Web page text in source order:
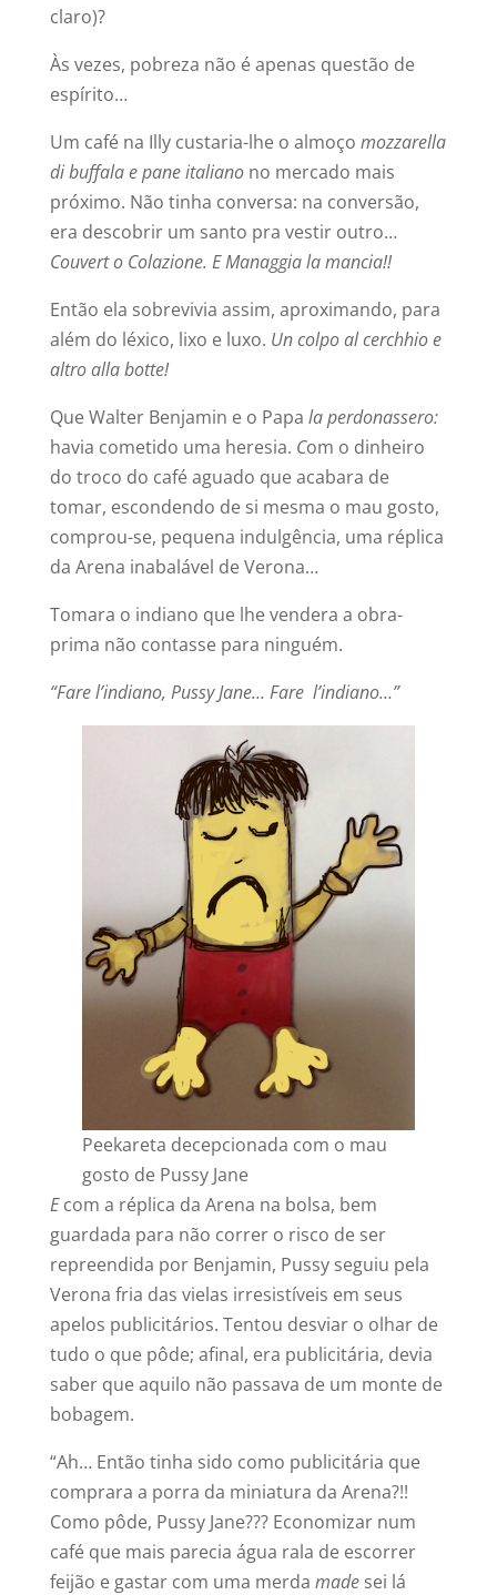
claro)?
Às vezes, pobreza não é apenas questão de
espírito…
Um café na Illy custaria-lhe o almoço mozzarella
di buffala e pane italianono mercado mais
próximo. Não tinha conversa: na conversão,
era descobrir um santo pra vestir outro…
Couvert o Colazione. E Managgia la mancia!!
Então ela sobrevivia assim, aproximando, para
além do léxico, lixo e luxo. Un colpo al cerchhio e
altro alla botte!
Que Walter Benjamin e o Papa la perdonassero:
havia cometido uma heresia. Com o dinheiro
do troco do café aguado que acabara de
tomar, escondendo de si mesma o mau gosto,
comprou-se, pequena indulgência, uma réplica
da Arena inabalável de Verona…
Tomara o indiano que lhe vendera a obra-
prima não contasse para ninguém.
“Fare l’indiano, Pussy Jane… Fare l’indiano…”
Peekareta decepcionada com o mau
gosto de Pussy Jane
Ecom a réplica da Arena na bolsa, bem
guardada para não correr o risco de ser
repreendida por Benjamin, Pussy seguiu pela
Verona fria das vielas irresistíveis em seus
apelos publicitários. Tentou desviar o olhar de
tudo o que pôde; afinal, era publicitária, devia
saber que aquilo não passava de um monte de
bobagem.
“Ah… Então tinha sido como publicitária que
comprara a porra da miniatura da Arena?!!
Como pôde, Pussy Jane??? Economizar num
café que mais parecia água rala de escorrer
feijão e gastar com uma merda madesei lá